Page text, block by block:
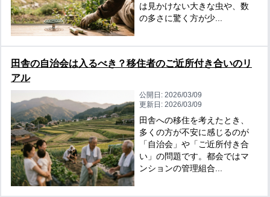
は見かけない大きな虫や、数
の多さに驚く方が少...
田舎の自治会は入るべき？移住者のご近所付き合いのリ
アル
公開日: 2026/03/09
更新日: 2026/03/09
田舎への移住を考えたとき、
多くの方が不安に感じるのが
「自治会」や「ご近所付き合
い」の問題です。都会ではマ
ンションの管理組合...